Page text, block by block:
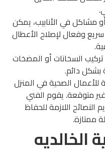
في الأنابيب، يمكن
وفعال لإصلاح الأعطال
السخانات أو المضخات
دائم.
الصحية في المنزل
يقوم الفني
اللازمة للحفاظ